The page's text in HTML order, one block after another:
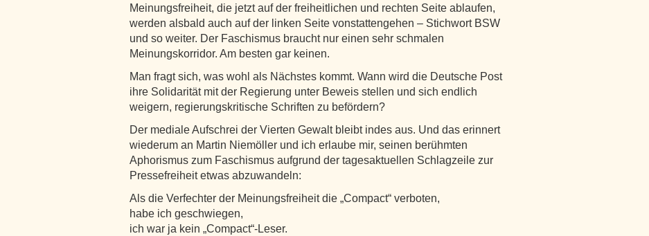
Meinungsfreiheit, die jetzt auf der freiheitlichen und rechten Seite ablaufen,
werden alsbald auch auf der linken Seite vonstattengehen – Stichwort BSW
und so weiter. Der Faschismus braucht nur einen sehr schmalen
Meinungskorridor. Am besten gar keinen.
Man fragt sich, was wohl als Nächstes kommt. Wann wird die Deutsche Post
ihre Solidarität mit der Regierung unter Beweis stellen und sich endlich
weigern, regierungskritische Schriften zu befördern?
Der mediale Aufschrei der Vierten Gewalt bleibt indes aus. Und das erinnert
wiederum an Martin Niemöller und ich erlaube mir, seinen berühmten
Aphorismus zum Faschismus aufgrund der tagesaktuellen Schlagzeile zur
Pressefreiheit etwas abzuwandeln:
Als die Verfechter der Meinungsfreiheit die „Compact“ verboten,
habe ich geschwiegen,
ich war ja kein „Compact“-Leser.